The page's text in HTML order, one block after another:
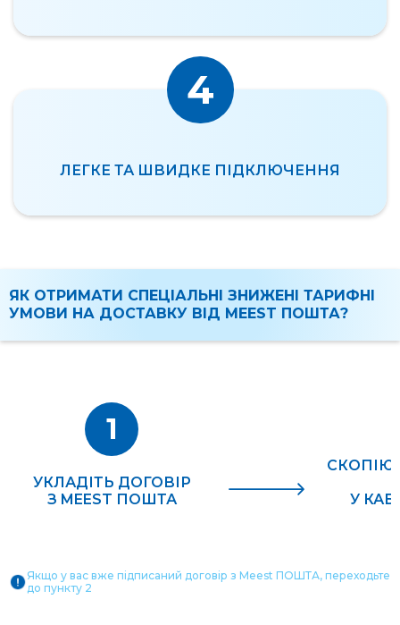
4
ЛЕГКЕ ТА ШВИДКЕ ПІДКЛЮЧЕННЯ
ЯК ОТРИМАТИ СПЕЦІАЛЬНІ ЗНИЖЕНІ ТАРИФНІ
УМОВИ НА ДОСТАВКУ ВІД MEEST ПОШТА?
1
УКЛАДІТЬ ДОГОВІР
З MEEST ПОШТА
У
Якщо у вас вже підписаний договір з Meest ПОШТА, переходьте
до пункту 2